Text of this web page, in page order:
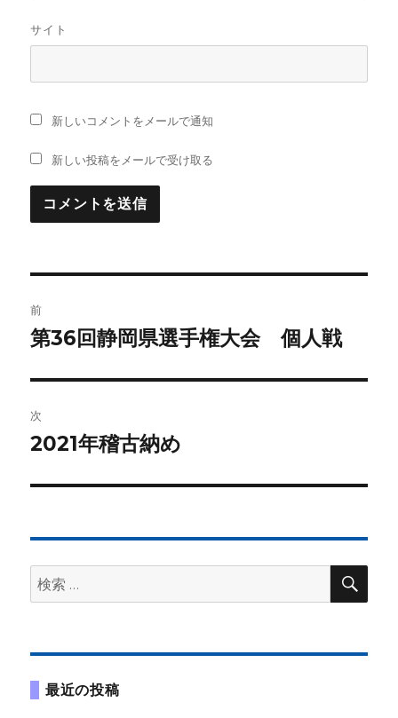
サイト
新しいコメントをメールで通知
新しい投稿をメールで受け取る
稿
ビ
ゲ
ー
ン
前
前
投
稿:
第36回静岡県選手権大会 個人戦
次
次
投
2021年稽古納め
検
索:
検
最近の投稿